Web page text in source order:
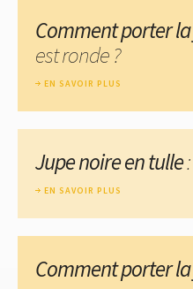
Comment porter
est ronde ?
EN SAVOIR PLUS
Jupe noire en tulle:
EN SAVOIR PLUS
Comment porter